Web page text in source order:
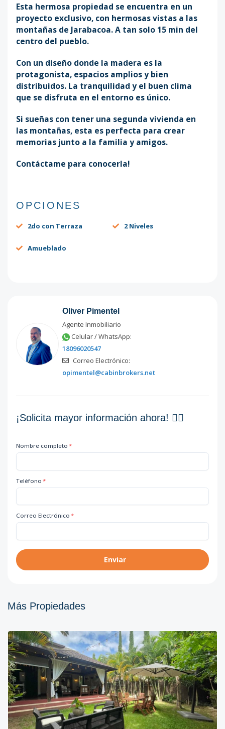
Esta hermosa propiedad se encuentra en un
proyecto exclusivo, con hermosas vistas a las
montañas de Jarabacoa. A tan solo 15 min del
centro del pueblo.
Con un diseño donde la madera es la
protagonista, espacios amplios y bien
distribuidos. La tranquilidad y el buen clima
que se disfruta en el entorno es único.
Si sueñas con tener una segunda vivienda en
las montañas, esta es perfecta para crear
memorias junto a la familia y amigos.
Contáctame para conocerla!
OPCIONES
2do con Terraza 2 Niveles
Amueblado
Oliver Pimentel
Agente Inmobiliario
Celular / WhatsApp:
18096020547
Correo Electrónico:
opimentel@cabinbrokers.net
¡Solicita mayor información ahora! 👇🏽
Nombre completo *
Teléfono *
Correo Electrónico *
Enviar
Más Propiedades